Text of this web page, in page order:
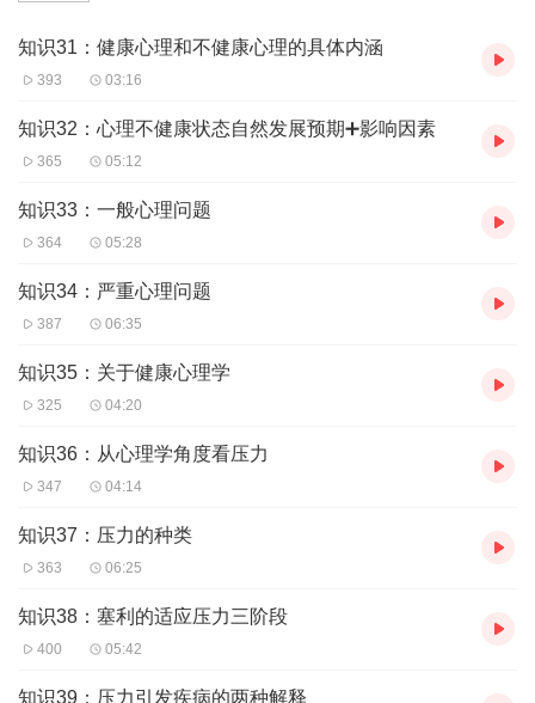
知识31：健康心理和不健康心理的具体内涵
393 03:16
知识32：心理不健康状态自然发展预期➕影响因素
365 05:12
知识33：一般心理问题
364 05:28
知识34：严重心理问题
387 06:35
知识35：关于健康心理学
325 04:20
知识36：从心理学角度看压力
347 04:14
知识37：压力的种类
363 06:25
知识38：塞利的适应压力三阶段
400 05:42
知识39：压力引发疾病的两种解释